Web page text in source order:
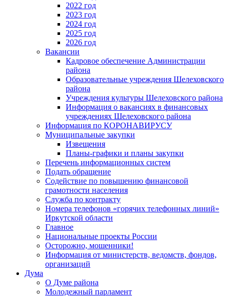
2022 год
2023 год
2024 год
2025 год
2026 год
Вакансии
Кадровое обеспечение Администрации
района
Образовательные учреждения Шелеховского
района
Учреждения культуры Шелеховского района
Информация о вакансиях в финансовых
учреждениях Шелеховского района
Информация по КОРОНАВИРУСУ
Муниципальные закупки
Извещения
Планы-графики и планы закупки
Перечень информационных систем
Подать обращение
Содействие по повышению финансовой
грамотности населения
Служба по контракту
Номера телефонов «горячих телефонных линий»
Иркутской области
Главное
Национальные проекты России
Осторожно, мошенники!
Информация от министерств, ведомств, фондов,
организаций
Дума
О Думе района
Молодежный парламент